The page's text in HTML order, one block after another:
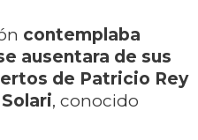
contemplaba
ausentara de sus
de Patricio Rey
, conocido